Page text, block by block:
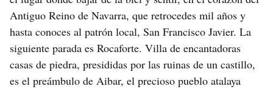
Antiguo Reino de Navarra, que retrocedes mil años y
hasta conoces al patrón local, San Francisco Javier. La
siguiente parada es Rocaforte. Villa de encantadoras
casas de piedra, presididas por las ruinas de un castillo,
es el preámbulo de Aibar, el precioso pueblo atalaya